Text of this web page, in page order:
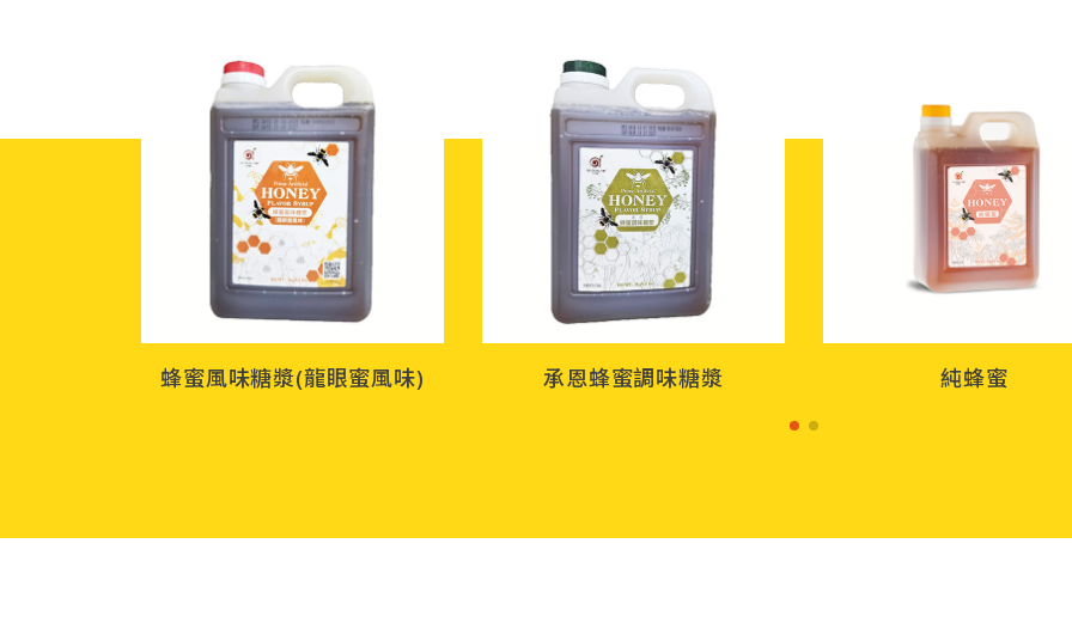
蜂蜜風味糖漿(龍眼蜜風味) 承恩蜂蜜調味糖漿 純蜂蜜